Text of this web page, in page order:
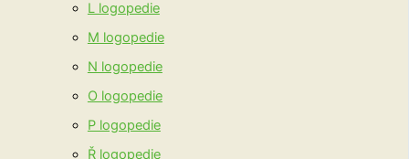
L logopedie
M logopedie
N logopedie
O logopedie
P logopedie
Ř logopedie